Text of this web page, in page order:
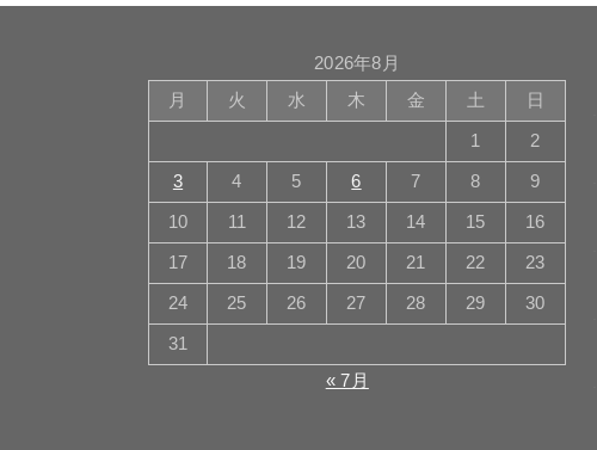
2026年8月
月
火 水 木 金 土 日
1 2
3 4 5 6 7 8 9
10 11 12 13 14 15 16
17 18 19 20 21 22 23
24 25 26 27 28 29 30
31
« 7月